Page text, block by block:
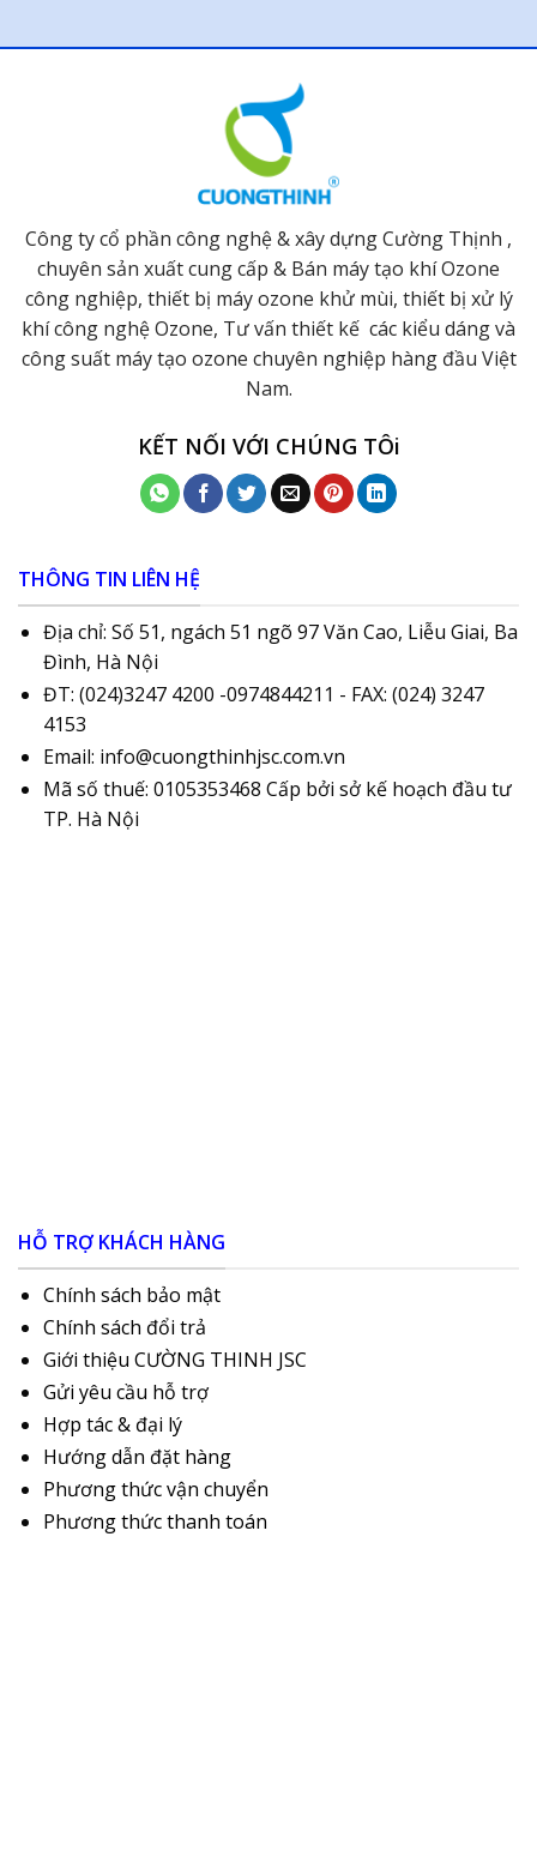
Công ty cổ phần công nghệ & xây dựng Cường Thịnh ,
chuyên sản xuất cung cấp & Bán máy tạo khí Ozone
công nghiệp, thiết bị máy ozone khử mùi, thiết bị xử lý
khí công nghệ Ozone, Tư vấn thiết kế các kiểu dáng và
công suất máy tạo ozone chuyên nghiệp hàng đầu Việt
Nam.
KẾT NỐI VỚI CHÚNG TÔi
THÔNG TIN LIÊN HỆ
Địa chỉ: Số 51, ngách 51 ngõ 97 Văn Cao, Liễu Giai, Ba
Đình, Hà Nội
ĐT: (024)3247 4200 -0974844211 - FAX: (024) 3247
4153
Email: info@cuongthinhjsc.com.vn
Mã số thuế: 0105353468 Cấp bởi sở kế hoạch đầu tư
TP. Hà Nội
HỖ TRỢ KHÁCH HÀNG
Chính sách bảo mật
Chính sách đổi trả
Giới thiệu CƯỜNG THINH JSC
Gửi yêu cầu hỗ trợ
Hợp tác & đại lý
Hướng dẫn đặt hàng
Phương thức vận chuyển
Phương thức thanh toán